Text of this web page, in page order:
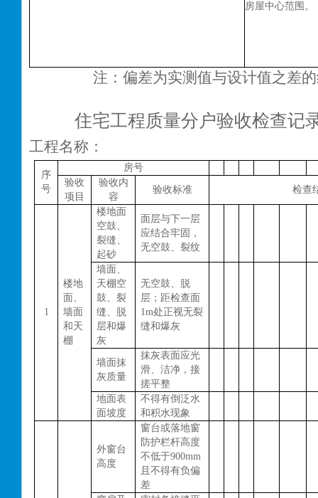
房屋中心范围。
注：偏差为实测值与设计值之差
住宅工程质量分户验收检查记
工程名称： 表
序
号
房号
验收
项目
验收内
容
验收标准 检查
1
楼地
面、
墙面
和天
棚
楼地面
空鼓、
裂缝、
起砂
面层与下一层
应结合牢固，
无空鼓、裂纹
墙面、
天棚空
鼓、裂
缝、脱
层和爆
灰
无空鼓、脱
层；距检查面
1m处正视无裂
缝和爆灰
墙面抹
灰质量
抹灰表面应光
滑、洁净，接
搓平整
地面表
面坡度
不得有倒泛水
和积水现象
外窗台
高度
窗台或落地窗
防护栏杆高度
不低于900mm
且不得有负偏
差